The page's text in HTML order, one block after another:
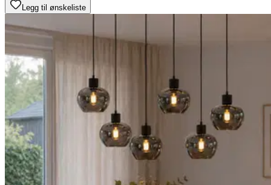
Legg til ønskeliste